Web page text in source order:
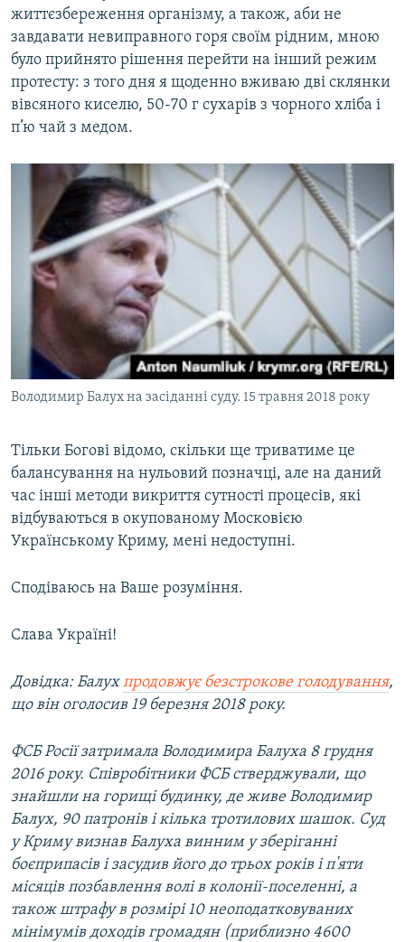
життєзбереження організму, а також, аби не
завдавати невиправного горя своїм рідним, мною
було прийнято рішення перейти на інший режим
протесту: з того дня я щоденно вживаю дві склянки
вівсяного киселю, 50-70 г сухарів з чорного хліба і
п’ю чай з медом.
Володимир Балух на засіданні суду. 15 травня 2018 року
Тільки Богові відомо, скільки ще триватиме це
балансування на нульовий позначці, але на даний
час інші методи викриття сутності процесів, які
відбуваються в окупованому Московією
Українському Криму, мені недоступні.
Сподіваюсь на Ваше розуміння.
Слава Україні!
Довідка: Балухпродовжує безстрокове голодування,
що він оголосив 19 березня 2018 року.
ФСБ Росії затримала Володимира Балуха 8 грудня
2016 року. Співробітники ФСБ стверджували, що
знайшли на горищі будинку, де живе Володимир
Балух, 90 патронів і кілька тротилових шашок. Суд
у Криму визнав Балуха винним у зберіганні
боєприпасів і засудив його до трьох років і п'яти
місяців позбавлення волі в колонії-поселенні, а
також штрафу в розмірі 10 неоподатковуваних
мінімумів доходів громадян (приблизно 4600